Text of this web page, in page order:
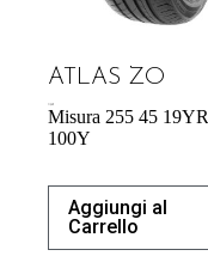
ATLAS ZO
Misura 255 45 19YR
100Y
Aggiungi al
Carrello